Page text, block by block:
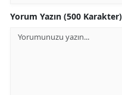
Yorum Yazın (500 Karakter)